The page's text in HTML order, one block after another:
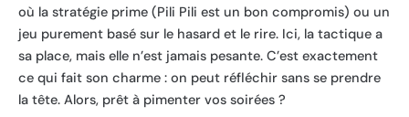
où la stratégie prime (Pili Pili est un bon compromis) ou un
jeu purement basé sur le hasard et le rire. Ici, la tactique a
sa place, mais elle n’est jamais pesante. C’est exactement
ce qui fait son charme : on peut réfléchir sans se prendre
la tête. Alors, prêt à pimenter vos soirées ?